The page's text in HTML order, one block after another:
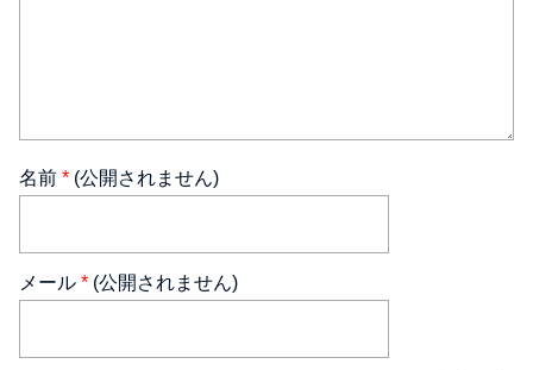
名前 * (公開されません)
メール * (公開されません)